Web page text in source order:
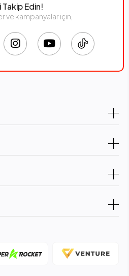
Takip Edin!
ve kampanyalar için,